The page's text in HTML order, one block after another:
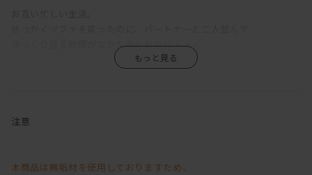
ゆっくり座る時間がなかなかとれない・・・
減っていく二人の会話・・・
注意
本商品は無垢材を使用しておりますため、